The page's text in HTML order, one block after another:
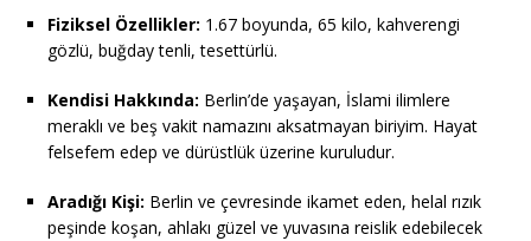
Fiziksel Özellikler: 1.67 boyunda, 65 kilo, kahverengi
gözlü, buğday tenli, tesettürlü.
Kendisi Hakkında: Berlin’de yaşayan, İslami ilimlere
meraklı ve beş vakit namazını aksatmayan biriyim. Hayat
felsefem edep ve dürüstlük üzerine kuruludur.
Aradığı Kişi: Berlin ve çevresinde ikamet eden, helal rızık
peşinde koşan, ahlakı güzel ve yuvasına reislik edebilecek